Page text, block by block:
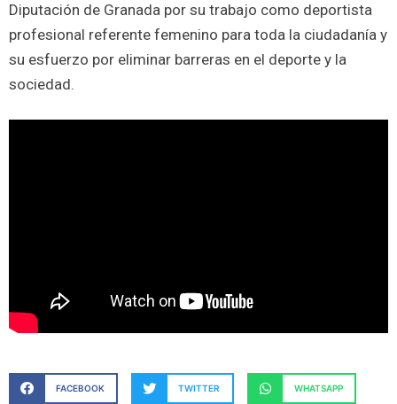
Diputación de Granada por su trabajo como deportista
profesional referente femenino para toda la ciudadanía y
su esfuerzo por eliminar barreras en el deporte y la
sociedad.
FACEBOOK TWITTER WHATSAPP